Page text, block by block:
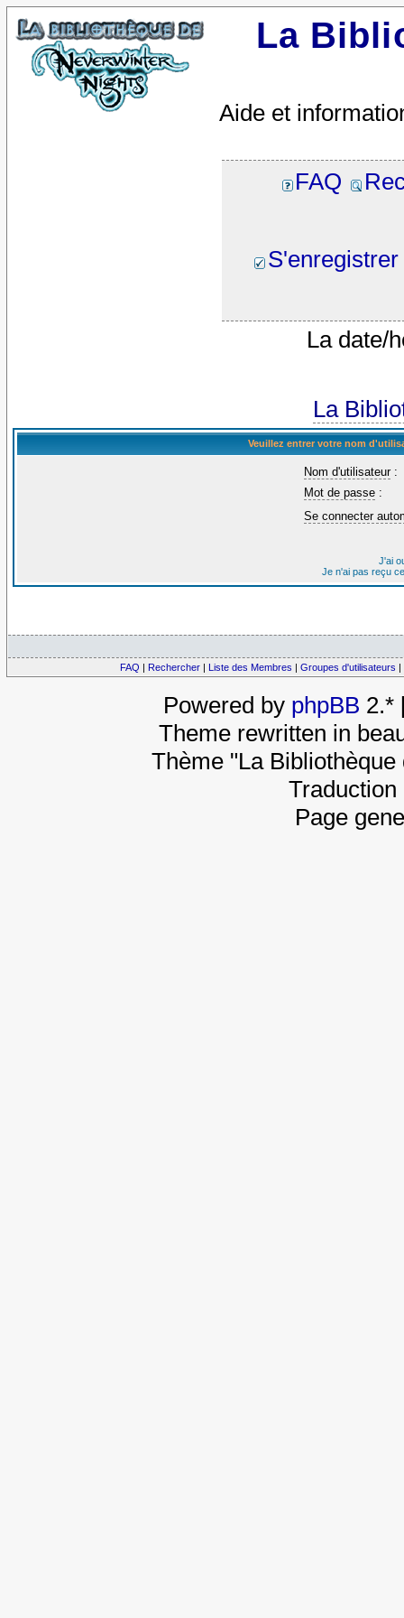
La
Aide et
FAQ
S'enregistrer
La date/
La
Veuillez entrer votre nom
Nom d'utilisateur:
Mot de passe :
Se connecter
J'ai
Je n'ai pas reçu
FAQ | Rechercher | Liste des Membres | Groupes d'utilisateurs |
Powered by phpBB 2.*
Theme rewritten in
Thème "La
Page